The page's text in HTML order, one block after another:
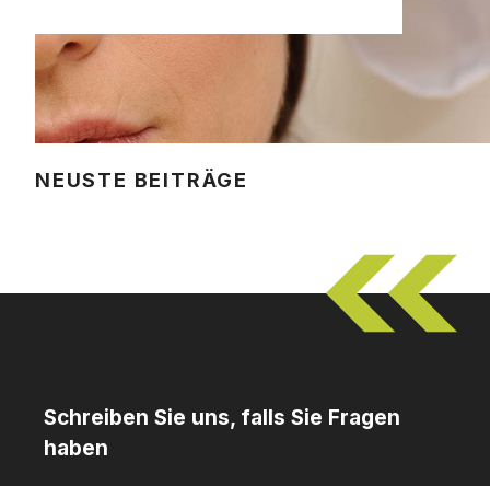
NEUSTE BEITRÄGE
Schreiben Sie uns, falls Sie Fragen
haben